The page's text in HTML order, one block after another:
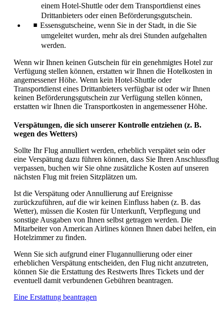
einem Hotel-Shuttle oder dem Transportdienst eines
Drittanbieters oder einen Beförderungsgutschein.
Essensgutscheine, wenn Sie in der Stadt, in die Sie
umgeleitet wurden, mehr als drei Stunden aufgehalten
werden.
Wenn wir Ihnen keinen Gutschein für ein genehmigtes Hotel zur
Verfügung stellen können, erstatten wir Ihnen die Hotelkosten in
angemessener Höhe. Wenn kein Hotel-Shuttle oder
Transportdienst eines Drittanbieters verfügbar ist oder wir Ihnen
keinen Beförderungsgutschein zur Verfügung stellen können,
erstatten wir Ihnen die Transportkosten in angemessener Höhe.
Verspätungen, die sich unserer Kontrolle entziehen (z. B.
wegen des Wetters)
Sollte Ihr Flug annulliert werden, erheblich verspätet sein oder
eine Verspätung dazu führen können, dass Sie Ihren Anschlussflug
verpassen, buchen wir Sie ohne zusätzliche Kosten auf unseren
nächsten Flug mit freien Sitzplätzen um.
Ist die Verspätung oder Annullierung auf Ereignisse
zurückzuführen, auf die wir keinen Einfluss haben (z. B. das
Wetter), müssen die Kosten für Unterkunft, Verpflegung und
sonstige Ausgaben von Ihnen selbst getragen werden. Die
Mitarbeiter von American Airlines können Ihnen dabei helfen, ein
Hotelzimmer zu finden.
Wenn Sie sich aufgrund einer Flugannullierung oder einer
erheblichen Verspätung entscheiden, den Flug nicht anzutreten,
können Sie die Erstattung des Restwerts Ihres Tickets und der
eventuell damit verbundenen Gebühren beantragen.
Eine Erstattung beantragen